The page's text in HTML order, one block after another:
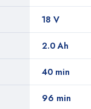
18 V
2.0 Ah
40 min
‎96 min